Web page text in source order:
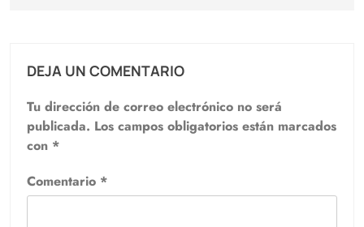
DEJA UN COMENTARIO
Tu dirección de correo electrónico no será
publicada. Los campos obligatorios están marcados
con *
Comentario *